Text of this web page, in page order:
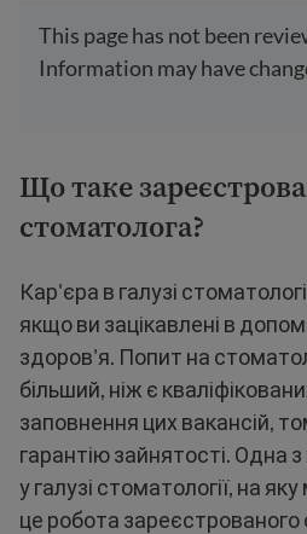
This page has not been
Information may have
Що таке
стоматолога?
Кар'єра в галузі
якщо ви зацікавлені в
здоров'я. Попит на
більший, ніж є
заповнення цих вакансій,
гарантію зайнятості. Одна
у галузі стоматології, на
це робота зареєстрованого